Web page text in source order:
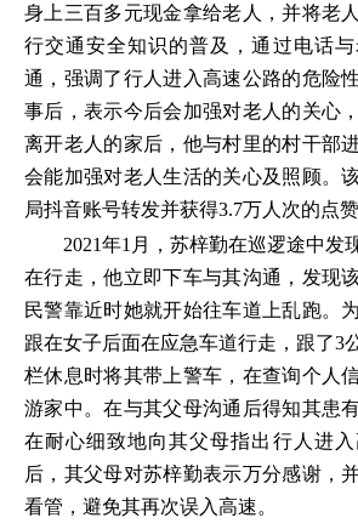
身上三百多元现金拿给老人，并将老
行交通安全知识的普及，通过电话
通，强调了行人进入高速公路的危险
事后，表示今后会加强对老人的关心
离开老人的家后，他与村里的村干部
会能加强对老人生活的关心及照顾。
局抖音账号转发并获得3.7万人次的点赞
2021年1月，苏梓勤在巡逻途中发
在行走，他立即下车与其沟通，发现
民警靠近时她就开始往车道上乱跑。
跟在女子后面在应急车道行走，跟了3
栏休息时将其带上警车，在查询个人
游家中。在与其父母沟通后得知其患
在耐心细致地向其父母指出行人进
后，其父母对苏梓勤表示万分感谢，
看管，避免其再次误入高速。